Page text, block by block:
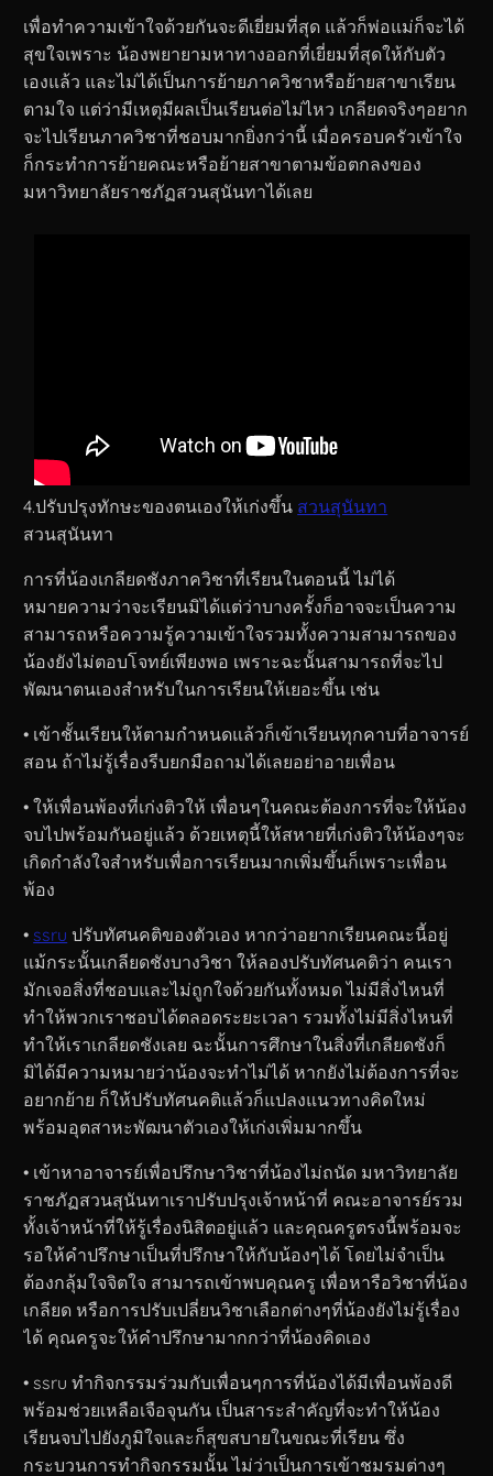
เพื่อทำความเข้าใจด้วยกันจะดีเยี่ยมที่สุด แล้วก็พ่อแม่ก็จะได้
สุขใจเพราะ น้องพยายามหาทางออกที่เยี่ยมที่สุดให้กับตัว
เองแล้ว และไม่ได้เป็นการย้ายภาควิชาหรือย้ายสาขาเรียน
ตามใจ แต่ว่ามีเหตุมีผลเป็นเรียนต่อไม่ไหว เกลียดจริงๆอยาก
จะไปเรียนภาควิชาที่ชอบมากยิ่งกว่านี้ เมื่อครอบครัวเข้าใจ
ก็กระทำการย้ายคณะหรือย้ายสาขาตามข้อตกลงของ
มหาวิทยาลัยราชภัฏสวนสุนันทาได้เลย
4.ปรับปรุงทักษะของตนเองให้เก่งขึ้น สวนสุนันทา
สวนสุนันทา
การที่น้องเกลียดชังภาควิชาที่เรียนในตอนนี้ ไม่ได้
หมายความว่าจะเรียนมิได้แต่ว่าบางครั้งก็อาจจะเป็นความ
สามารถหรือความรู้ความเข้าใจรวมทั้งความสามารถของ
น้องยังไม่ตอบโจทย์เพียงพอ เพราะฉะนั้นสามารถที่จะไป
พัฒนาตนเองสำหรับในการเรียนให้เยอะขึ้น เช่น
• เข้าชั้นเรียนให้ตามกำหนดแล้วก็เข้าเรียนทุกคาบที่อาจารย์
สอน ถ้าไม่รู้เรื่องรีบยกมือถามได้เลยอย่าอายเพื่อน
• ให้เพื่อนพ้องที่เก่งติวให้ เพื่อนๆในคณะต้องการที่จะให้น้อง
จบไปพร้อมกันอยู่แล้ว ด้วยเหตุนี้ให้สหายที่เก่งติวให้น้องๆจะ
เกิดกำลังใจสำหรับเพื่อการเรียนมากเพิ่มขึ้นก็เพราะเพื่อน
พ้อง
•ssru ปรับทัศนคติของตัวเอง หากว่าอยากเรียนคณะนี้อยู่
แม้กระนั้นเกลียดชังบางวิชา ให้ลองปรับทัศนคติว่า คนเรา
มักเจอสิ่งที่ชอบและไม่ถูกใจด้วยกันทั้งหมด ไม่มีสิ่งไหนที่
ทำให้พวกเราชอบได้ตลอดระยะเวลา รวมทั้งไม่มีสิ่งไหนที่
ทำให้เราเกลียดชังเลย ฉะนั้นการศึกษาในสิ่งที่เกลียดชังก็
มิได้มีความหมายว่าน้องจะทำไม่ได้ หากยังไม่ต้องการที่จะ
อยากย้าย ก็ให้ปรับทัศนคติแล้วก็แปลงแนวทางคิดใหม่
พร้อมอุตสาหะพัฒนาตัวเองให้เก่งเพิ่มมากขึ้น
• เข้าหาอาจารย์เพื่อปรึกษาวิชาที่น้องไม่ถนัด มหาวิทยาลัย
ราชภัฏสวนสุนันทาเราปรับปรุงเจ้าหน้าที่ คณะอาจารย์รวม
ทั้งเจ้าหน้าที่ให้รู้เรื่องนิสิตอยู่แล้ว และคุณครูตรงนี้พร้อมจะ
รอให้คำปรึกษาเป็นที่ปรึกษาให้กับน้องๆได้ โดยไม่จำเป็น
ต้องกลุ้มใจจิตใจ สามารถเข้าพบคุณครู เพื่อหารือวิชาที่น้อง
เกลียด หรือการปรับเปลี่ยนวิชาเลือกต่างๆที่น้องยังไม่รู้เรื่อง
ได้ คุณครูจะให้คำปรึกษามากกว่าที่น้องคิดเอง
• ssru ทำกิจกรรมร่วมกับเพื่อนๆการที่น้องได้มีเพื่อนพ้องดี
พร้อมช่วยเหลือเจือจุนกัน เป็นสาระสำคัญที่จะทำให้น้อง
เรียนจบไปยังภูมิใจและก็สุขสบายในขณะที่เรียน ซึ่ง
กระบวนการทำกิจกรรมนั้น ไม่ว่าเป็นการเข้าชมรมต่างๆ